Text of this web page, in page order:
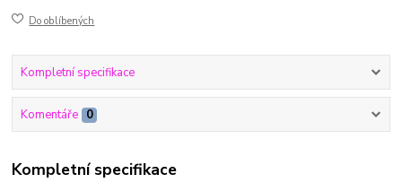
Do oblíbených
Kompletní specifikace
Komentáře 0
Kompletní specifikace